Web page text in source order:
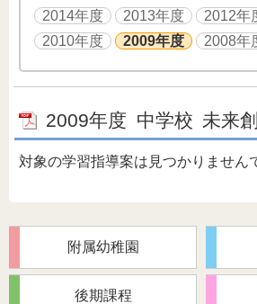
2014年度
2013年度 2012年
2010年度
2009年度 2008年
2009年度 中学校 未来
対象の学習指導案は見つかりません
附属幼稚園
後期課程